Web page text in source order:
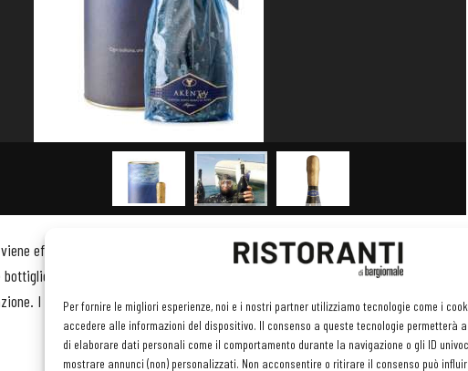
Per fornire le migliori esperienze, noi e i nostri partner utilizziamo tecnologie come i
accedere alle informazioni del dispositivo. Il consenso a queste tecnologie permetterà
di elaborare dati personali come il comportamento durante la navigazione o gli ID
mostrare annunci (non) personalizzati. Non acconsentire o ritirare il consenso può
effettuato per 6 mesi a
(ma anche fino a 60) metri di profondità.
si affinano a temperatura costante (piuttosto bassa, intorno ai 15°) e al
I tappi sono di vetro o a corona perché il sughero permetterebbe infiltrazioni.